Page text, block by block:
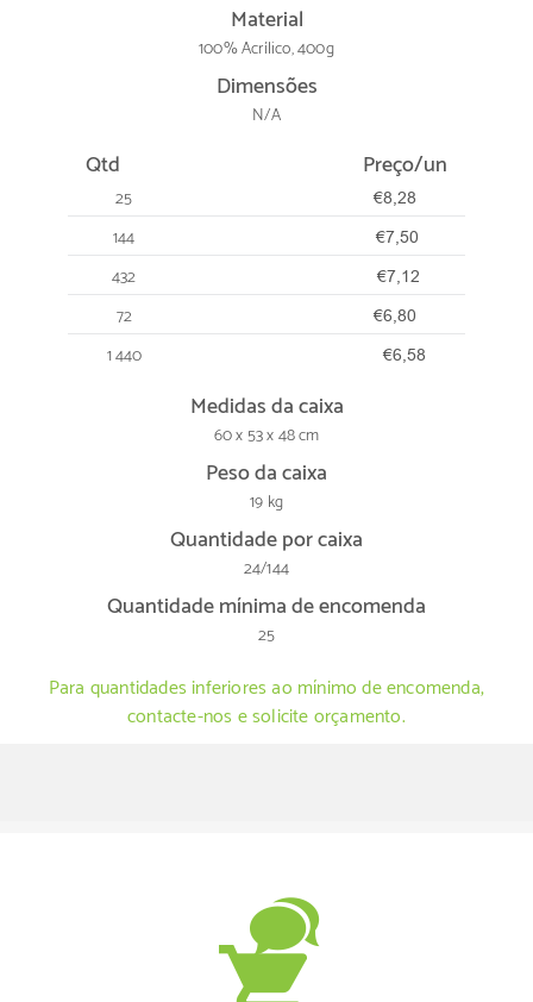
Material
100% Acrílico, 400g
Dimensões
N/A
Qtd Preço/un
25 €8,28
144 €7,50
432 €7,12
72 €6,80
1 440 €6,58
Medidas da caixa
60 x 53 x 48 cm
Peso da caixa
19 kg
Quantidade por caixa
24/144
Quantidade mínima de encomenda
25
Para quantidades inferiores ao mínimo de encomenda,
contacte-nos e solicite orçamento.